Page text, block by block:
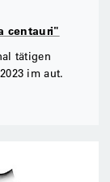
centauri"
tätigen
im aut.